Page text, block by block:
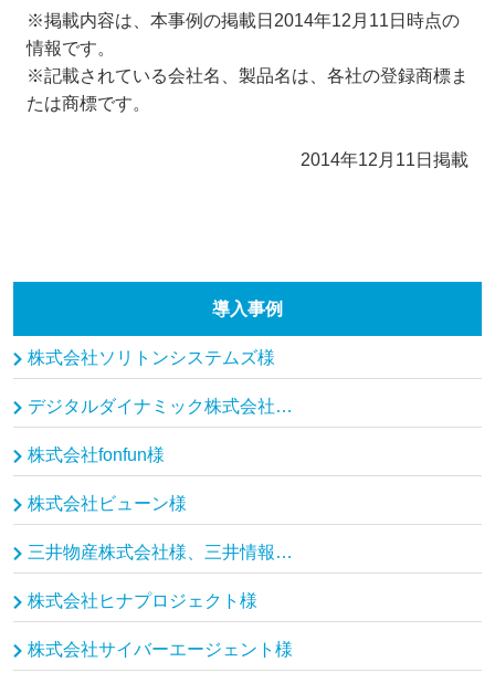
※掲載内容は、本事例の掲載日2014年12月11日時点の
情報です。
※記載されている会社名、製品名は、各社の登録商標ま
たは商標です。
2014年12月11日掲載
導入事例
株式会社ソリトンシステムズ様
デジタルダイナミック株式会社、モルゲンロット株式会社様
株式会社fonfun様
株式会社ビューン様
三井物産株式会社様、三井情報株式会社様
株式会社ヒナプロジェクト様
株式会社サイバーエージェント様